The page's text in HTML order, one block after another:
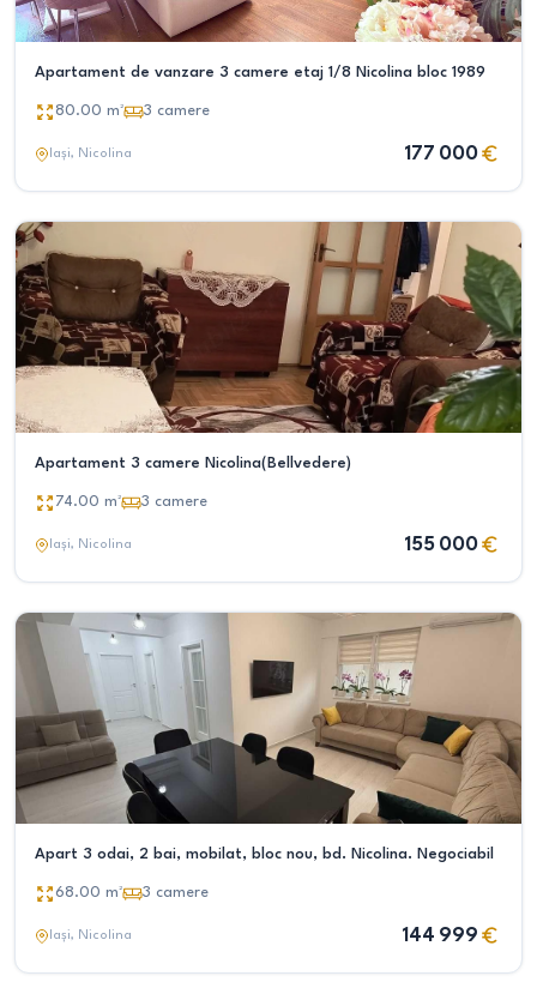
Apartament de vanzare 3 camere etaj 1/8 Nicolina bloc 1989
80.00 m² 3 camere
Iași, Nicolina 177 000
Apartament 3 camere Nicolina(Bellvedere)
74.00 m² 3 camere
Iași, Nicolina 155 000
Apart 3 odai, 2 bai, mobilat, bloc nou, bd. Nicolina. Negociabil
68.00 m² 3 camere
Iași, Nicolina 144 999